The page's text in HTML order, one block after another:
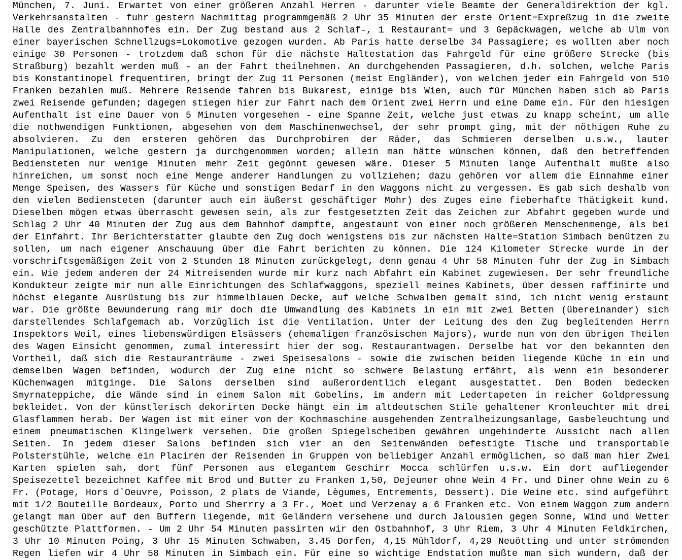
München, 7. Juni. Erwartet von einer größeren Anzahl Herren - darunter viele Beamte der Generaldirektion der kgl.
Verkehrsanstalten - fuhr gestern Nachmittag programmgemäß 2 Uhr 35 Minuten der erste Orient=Expreßzug in die zweite
Halle des Zentralbahnhofes ein. Der Zug bestand aus 2 Schlaf-, 1 Restaurant= und 3 Gepäckwagen, welche ab Ulm von
einer bayerischen Schnellzugs=Lokomotive gezogen wurden. Ab Paris hatte derselbe 34 Passagiere; es wollten aber noch
einige 30 Personen - trotzdem daß schon für die nächste Haltestation das Fahrgeld für eine größere Strecke (bis
Straßburg) bezahlt werden muß - an der Fahrt theilnehmen. An durchgehenden Passagieren, d.h. solchen, welche Paris
bis Konstantinopel frequentiren, bringt der Zug 11 Personen (meist Engländer), von welchen jeder ein Fahrgeld von 510
Franken bezahlen muß. Mehrere Reisende fahren bis Bukarest, einige bis Wien, auch für München haben sich ab Paris
zwei Reisende gefunden; dagegen stiegen hier zur Fahrt nach dem Orient zwei Herrn und eine Dame ein. Für den hiesigen
Aufenthalt ist eine Dauer von 5 Minuten vorgesehen - eine Spanne Zeit, welche just etwas zu knapp scheint, um alle
die nothwendigen Funktionen, abgesehen von dem Maschinenwechsel, der sehr prompt ging, mit der nöthigen Ruhe zu
absolvieren. Zu den ersteren gehören das Durchprobiren der Räder, das Schmieren derselben u.s.w., lauter
Manipulationen, welche gestern ja durchgenommen worden; allein man hätte wünschen können, daß den betreffenden
Bediensteten nur wenige Minuten mehr Zeit gegönnt gewesen wäre. Dieser 5 Minuten lange Aufenthalt mußte also
hinreichen, um sonst noch eine Menge anderer Handlungen zu vollziehen; dazu gehören vor allem die Einnahme einer
Menge Speisen, des Wassers für Küche und sonstigen Bedarf in den Waggons nicht zu vergessen. Es gab sich deshalb von
den vielen Bediensteten (darunter auch ein äußerst geschäftiger Mohr) des Zuges eine fieberhafte Thätigkeit kund.
Dieselben mögen etwas überrascht gewesen sein, als zur festgesetzten Zeit das Zeichen zur Abfahrt gegeben wurde und
Schlag 2 Uhr 40 Minuten der Zug aus dem Bahnhof dampfte, angestaunt von einer noch größeren Menschenmenge, als bei
der Einfahrt. Ihr Berichterstatter glaubte den Zug doch wenigstens bis zur nächsten Halte=Station Simbach benützen zu
sollen, um nach eigener Anschauung über die Fahrt berichten zu können. Die 124 Kilometer Strecke wurde in der
vorschriftsgemäßigen Zeit von 2 Stunden 18 Minuten zurückgelegt, denn genau 4 Uhr 58 Minuten fuhr der Zug in Simbach
ein. Wie jedem anderen der 24 Mitreisenden wurde mir kurz nach Abfahrt ein Kabinet zugewiesen. Der sehr freundliche
Kondukteur zeigte mir nun alle Einrichtungen des Schlafwaggons, speziell meines Kabinets, über dessen raffinirte und
höchst elegante Ausrüstung bis zur himmelblauen Decke, auf welche Schwalben gemalt sind, ich nicht wenig erstaunt
war. Die größte Bewunderung rang mir doch die Umwandlung des Kabinets in ein mit zwei Betten (übereinander) sich
darstellendes Schlafgemach ab. Vorzüglich ist die Ventilation. Unter der Leitung des den Zug begleitenden Herrn
Inspektors Weil, eines liebenswürdigen Elsässers (ehemaligen französischen Majors), wurde nun von den übrigen Theilen
des Wagen Einsicht genommen, zumal interessirt hier der sog. Restaurantwagen. Derselbe hat vor den bekannten den
Vortheil, daß sich die Restauranträume - zwei Speisesalons - sowie die zwischen beiden liegende Küche in ein und
demselben Wagen befinden, wodurch der Zug eine nicht so schwere Belastung erfährt, als wenn ein besonderer
Küchenwagen mitginge. Die Salons derselben sind außerordentlich elegant ausgestattet. Den Boden bedecken
Smyrnateppiche, die Wände sind in einem Salon mit Gobelins, im andern mit Ledertapeten in reicher Goldpressung
bekleidet. Von der künstlerisch dekorirten Decke hängt ein im altdeutschen Stile gehaltener Kronleuchter mit drei
Glasflammen herab. Der Wagen ist mit einer von der Kochmaschine ausgehenden Zentralheizungsanlage, Gasbeleuchtung und
einem pneumatischen Klingelwerk versehen. Die großen Spiegelscheiben gewähren ungehinderte Aussicht nach allen
Seiten. In jedem dieser Salons befinden sich vier an den Seitenwänden befestigte Tische und transportable
Polsterstühle, welche ein Placiren der Reisenden in Gruppen von beliebiger Anzahl ermöglichen, so daß man hier Zwei
Karten spielen sah, dort fünf Personen aus elegantem Geschirr Mocca schlürfen u.s.w. Ein dort aufliegender
Speisezettel bezeichnet Kaffee mit Brod und Butter zu Franken 1,50, Dejeuner ohne Wein 4 Fr. und Diner ohne Wein zu 6
Fr. (Potage, Hors d`Oeuvre, Poisson, 2 plats de Viande, Lègumes, Entrements, Dessert). Die Weine etc. sind aufgeführt
mit 1/2 Bouteille Bordeaux, Porto und Sherrry a 3 Fr., Moet und Verzenay a 6 Franken etc. Von einem Waggon zum andern
gelangt man über auf den Buffern liegende, mit Geländern versehene und durch Jalousien gegen Sonne, Wind und Wetter
geschützte Plattformen. - Um 2 Uhr 54 Minuten passirten wir den Ostbahnhof, 3 Uhr Riem, 3 Uhr 4 Minuten Feldkirchen,
3 Uhr 10 Minuten Poing, 3 Uhr 15 Minuten Schwaben, 3.45 Dorfen, 4,15 Mühldorf, 4,29 Neuötting und unter strömenden
Regen liefen wir 4 Uhr 58 Minuten in Simbach ein. Für eine so wichtige Endstation mußte man sich wundern, daß der